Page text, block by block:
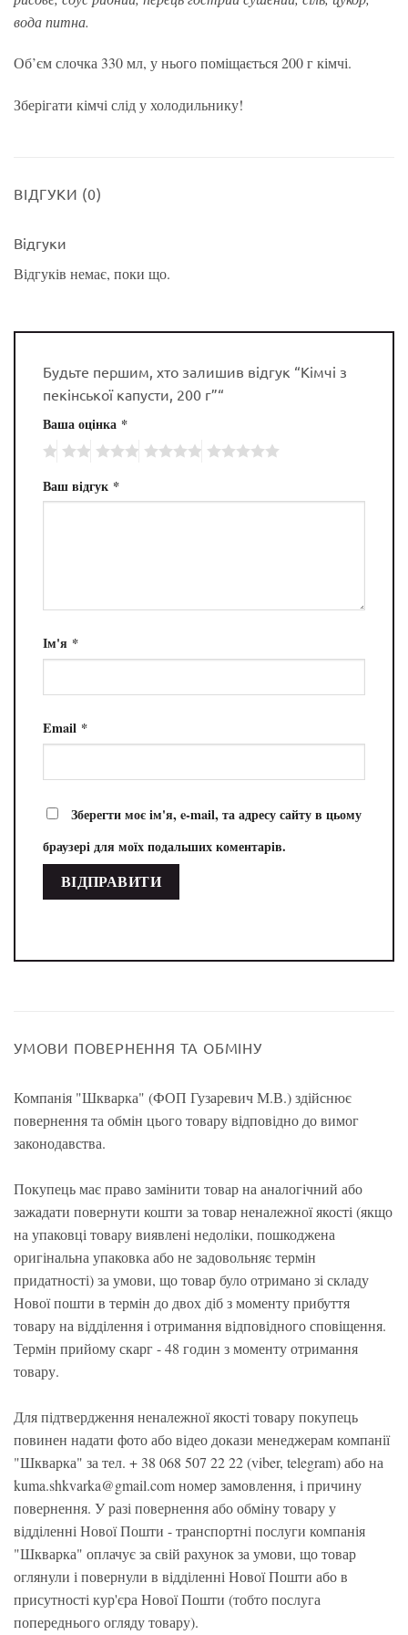
вода питна.
Об’єм слочка 330 мл, у нього поміщається 200 г кімчі.
Зберігати кімчі слід у холодильнику!
ВІДГУКИ (0)
Відгуки
Відгуків немає, поки що.
Будьте першим, хто залишив відгук “Кімчі з
пекінської капусти, 200 г”“
Ваша оцінка *
Ваш відгук *
Ім'я *
Email *
Зберегти моє ім'я, e-mail, та адресу сайту в цьому
браузері для моїх подальших коментарів.
УМОВИ ПОВЕРНЕННЯ ТА ОБМІНУ
Компанія "Шкварка" (ФОП Гузаревич М.В.) здійснює
повернення та обмін цього товару відповідно до вимог
законодавства.
Покупець має право замінити товар на аналогічний або
зажадати повернути кошти за товар неналежної якості (якщо
на упаковці товару виявлені недоліки, пошкоджена
оригінальна упаковка або не задовольняє термін
придатності) за умови, що товар було отримано зі складу
Нової пошти в термін до двох діб з моменту прибуття
товару на відділення і отримання відповідного сповіщення.
Термін прийому скарг - 48 годин з моменту отримання
товару.
Для підтвердження неналежної якості товару покупець
повинен надати фото або відео докази менеджерам компанії
"Шкварка" за тел. + 38 068 507 22 22 (viber, telegram) або на
kuma.shkvarka@gmail.com номер замовлення, і причину
повернення. У разі повернення або обміну товару у
відділенні Нової Пошти - транспортні послуги компанія
"Шкварка" оплачує за свій рахунок за умови, що товар
оглянули і повернули в відділенні Нової Пошти або в
присутності кур'єра Нової Пошти (тобто послуга
попереднього огляду товару).